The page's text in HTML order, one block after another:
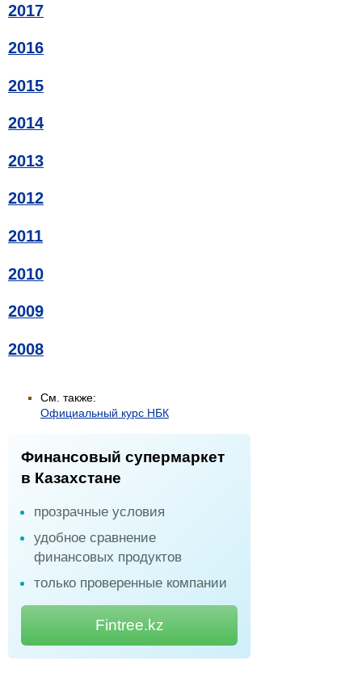
2017
2016
2015
2014
2013
2012
2011
2010
2009
2008
См. также:
Официальный курс НБК
Финансовый супермаркет
в Казахстане
прозрачные условия
удобное сравнение
финансовых продуктов
только проверенные компании
Fintree.kz